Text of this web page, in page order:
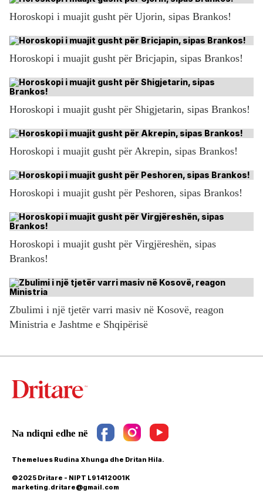
Horoskopi i muajit gusht për Ujorin, sipas Brankos!
Horoskopi i muajit gusht për Bricjapin, sipas Brankos!
Horoskopi i muajit gusht për Shigjetarin, sipas Brankos!
Horoskopi i muajit gusht për Akrepin, sipas Brankos!
Horoskopi i muajit gusht për Peshoren, sipas Brankos!
Horoskopi i muajit gusht për Virgjëreshën, sipas
Brankos!
Zbulimi i një tjetër varri masiv në Kosovë, reagon
Ministria e Jashtme e Shqipërisë
Themelues Rudina Xhunga dhe Dritan Hila.
©2025 Dritare - NIPT L91412001K
marketing.dritare@gmail.com